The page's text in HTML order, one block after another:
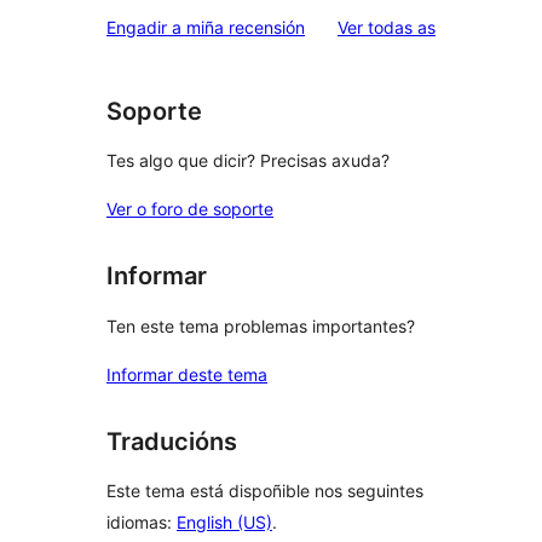
2
de
estrelas
Engadir a miña recensión Ver todas asvaloracións
Soporte
Tes algo que dicir? Precisas axuda?
Ver o foro de soporte
Informar
Ten este tema problemas importantes?
Informar deste tema
Traducións
Este tema está dispoñible nos seguintes
idiomas: English (US).